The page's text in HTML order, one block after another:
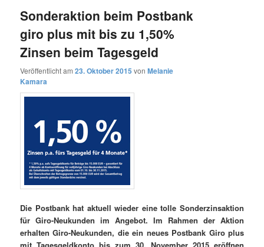
Sonderaktion beim Postbank
giro plus mit bis zu 1,50%
Zinsen beim Tagesgeld
Veröffentlicht am23. Oktober 2015 vonMelanie
Kamara
Die Postbank hat aktuell wieder eine tolle Sonderzinsaktion
für Giro-Neukunden im Angebot. Im Rahmen der Aktion
erhalten Giro-Neukunden, die ein neues Postbank Giro plus
mit Tagesgeldkonto bis zum 30. November 2015 eröffnen